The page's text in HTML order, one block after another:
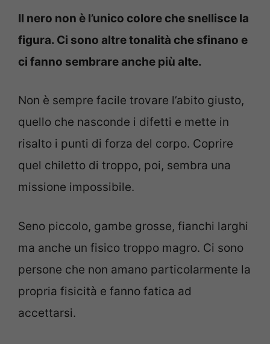
Il nero non è l’unico colore che snellisce la
figura. Ci sono altre tonalità che sfinano e
ci fanno sembrare anche più alte.
Non è sempre facile trovare l’abito giusto,
quello che nasconde i difetti e mette in
risalto i punti di forza del corpo. Coprire
quel chiletto di troppo, poi, sembra una
missione impossibile.
Seno piccolo, gambe grosse, fianchi larghi
ma anche un fisico troppo magro. Ci sono
persone che non amano particolarmente la
propria fisicità e fanno fatica ad
accettarsi.